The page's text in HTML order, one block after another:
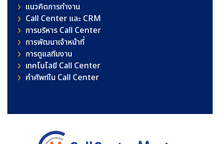
แนวคิดการทำงาน
Call Center และ CRM
การบริหาร Call Center
การพัฒนาเจ้าหน้าที่
การดูแลทีมงาน
เทคโนโลยี Call Center
คําศัพท์ใน Call Center